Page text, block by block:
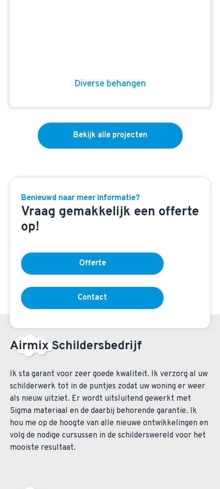
Diverse behangen
Bekijk alle projecten
Benieuwd naar meer informatie?
Vraag gemakkelijk een offerte
op!
Offerte
Contact
Airmix Schildersbedrijf
Ik sta garant voor zeer goede kwaliteit. Ik verzorg al uw
schilderwerk tot in de puntjes zodat uw woning er weer
als nieuw uitziet. Er wordt uitsluitend gewerkt met
Sigma materiaal en de daarbij behorende garantie. Ik
hou me op de hoogte van alle nieuwe ontwikkelingen en
volg de nodige cursussen in de schilderswereld voor het
mooiste resultaat.